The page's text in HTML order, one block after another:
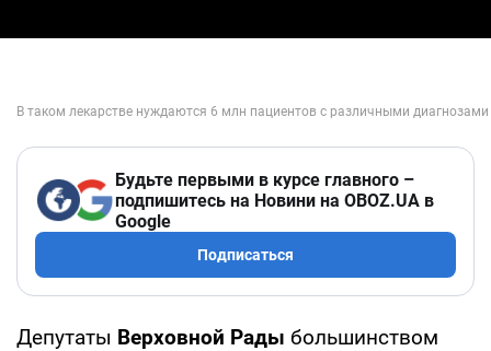
Будьте первыми в курсе главного –
подпишитесь на Новини на OBOZ.UA в
Google
Подписаться
Депутаты Верховной Рады большинством